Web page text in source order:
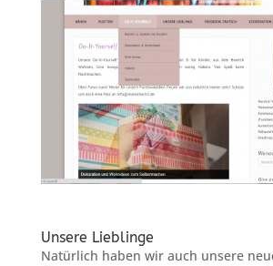
Unsere Lieblinge
Natürlich haben wir auch unsere